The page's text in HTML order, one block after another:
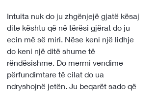
Intuita nuk do ju zhgënjejë gjatë kësaj
dite kështu që në tërësi gjërat do ju
ecin më së miri. Nëse keni një lidhje
do keni një ditë shume të
rëndësishme. Do merrni vendime
përfundimtare të cilat do ua
ndryshojnë jetën. Ju beqarët sado që